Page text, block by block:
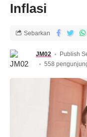
Inflasi
JM02 Publish
558
Sebarkan